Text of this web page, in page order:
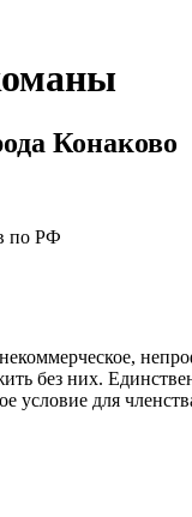
Конаково
по РФ
без них.
условие для